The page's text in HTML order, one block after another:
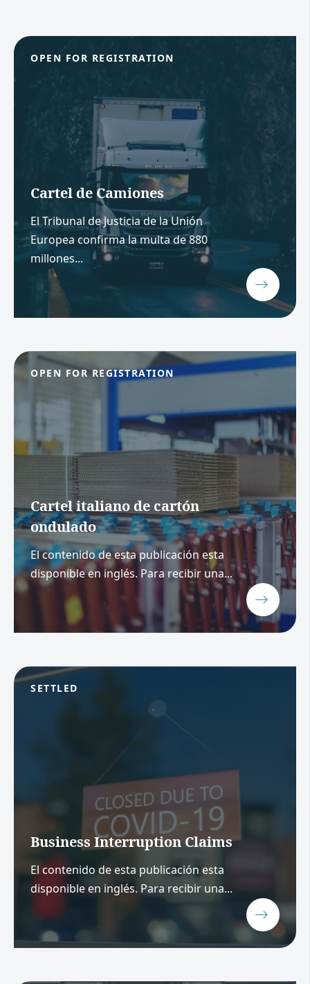
OPEN FOR REGISTRATION
Cartel de Camiones
El Tribunal de Justicia de la Unión
Europea confirma la multa de 880
millones...
OPEN FOR REGISTRATION
Cartel italiano de cartón
ondulado
El contenido de esta publicación esta
disponible en inglés. Para recibir una...
SETTLED
Business Interruption Claims
El contenido de esta publicación esta
disponible en inglés. Para recibir una...